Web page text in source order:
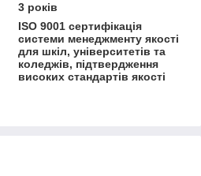
3 років
ISO 9001 сертифікація
системи менеджменту якості
для шкіл, університетів та
коледжів, підтвердження
високих стандартів якості